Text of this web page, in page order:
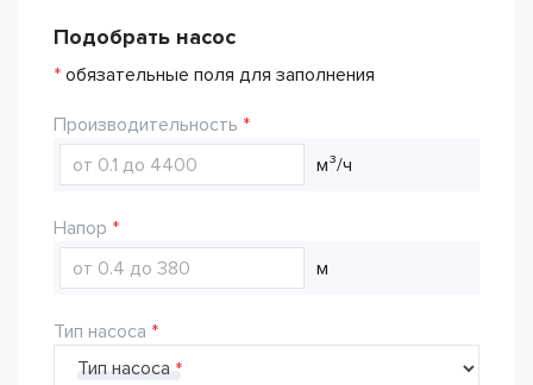
Подобрать насос
* обязательные поля для заполнения
Производительность
м³/ч
Напор
м
Тип насоса
Тип насоса